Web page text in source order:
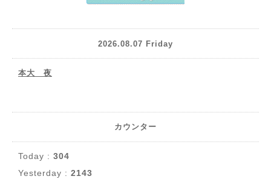
2026.08.07 Friday
本大 夜
カウンター
Today : 304
Yesterday : 2143